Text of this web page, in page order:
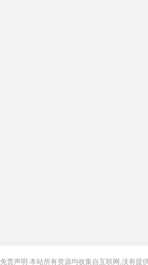
免责声明:本站所有资源均收集自互联网,没有提